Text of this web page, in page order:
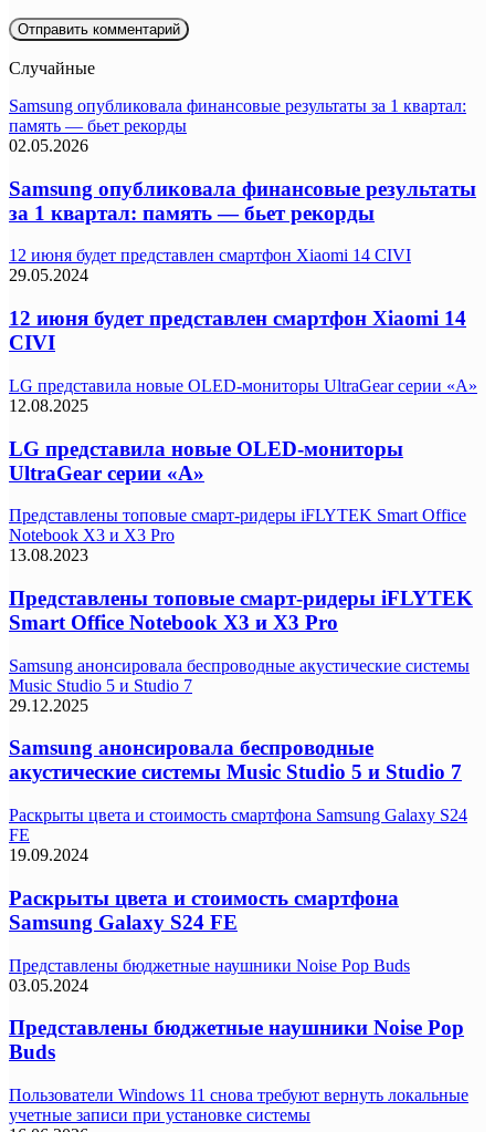
Случайные
Samsung опубликовала финансовые результаты за 1 квартал:
память — бьет рекорды
02.05.2026
Samsung опубликовала финансовые результаты
за 1 квартал: память — бьет рекорды
12 июня будет представлен смартфон Xiaomi 14 CIVI
29.05.2024
12 июня будет представлен смартфон Xiaomi 14
CIVI
LG представила новые OLED-мониторы UltraGear серии «A»
12.08.2025
LG представила новые OLED-мониторы
UltraGear серии «A»
Представлены топовые смарт-ридеры iFLYTEK Smart Office
Notebook X3 и X3 Pro
13.08.2023
Представлены топовые смарт-ридеры iFLYTEK
Smart Office Notebook X3 и X3 Pro
Samsung анонсировала беспроводные акустические системы
Music Studio 5 и Studio 7
29.12.2025
Samsung анонсировала беспроводные
акустические системы Music Studio 5 и Studio 7
Раскрыты цвета и стоимость смартфона Samsung Galaxy S24
FE
19.09.2024
Раскрыты цвета и стоимость смартфона
Samsung Galaxy S24 FE
Представлены бюджетные наушники Noise Pop Buds
03.05.2024
Представлены бюджетные наушники Noise Pop
Buds
Пользователи Windows 11 снова требуют вернуть локальные
учетные записи при установке системы